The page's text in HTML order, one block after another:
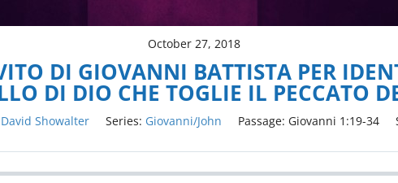
October 27, 2018
DI GIOVANNI BATTISTA PER
DI DIO CHE TOGLIE IL PECCATO
David Showalter Series: Giovanni/John Passage: Giovanni 1:19-34